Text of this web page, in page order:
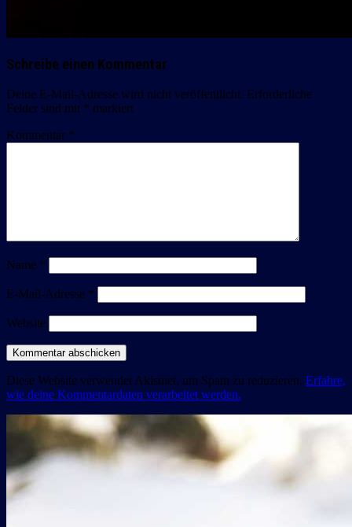
Schreibe einen Kommentar
Deine E-Mail-Adresse wird nicht veröffentlicht. Erforderliche
Felder sind mit * markiert
Kommentar *
Name *
E-Mail-Adresse *
Website
Diese Website verwendet Akismet, um Spam zu reduzieren. Erfahre,
wie deine Kommentardaten verarbeitet werden.